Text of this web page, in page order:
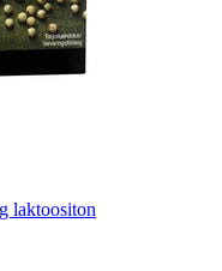
laktoositon